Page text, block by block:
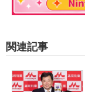
関連記事